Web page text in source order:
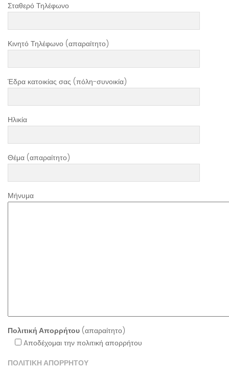
Σταθερό Τηλέφωνο
Κινητό Τηλέφωνο (απαραίτητο)
Έδρα κατοικίας σας (πόλη-συνοικία)
Ηλικία
Θέμα (απαραίτητο)
Μήνυμα
Πολιτική Απορρήτου (απαραίτητο)
Aποδέχομαι την πολιτική απορρήτου
ΠΟΛΙΤΙΚΗ ΑΠΟΡΡΗΤΟΥ